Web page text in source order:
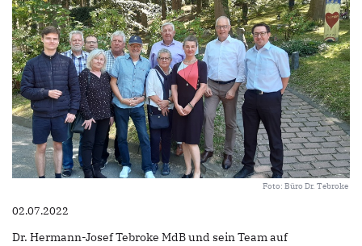
Foto: Büro Dr. Tebroke
02.07.2022
Dr. Hermann-Josef Tebroke MdB und sein Team auf